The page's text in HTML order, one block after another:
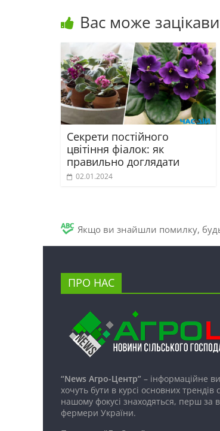
Вас може
Секрети постійного
цвітіння фіалок: як
правильно доглядати
02.01.2024
Якщо ви знайшли помилку, будь
ПРО НАС
“News Агро-Центр” – інформаційне
хочуть бути в курсі основних трендів
нашому фокусі знаходяться, перш за
фермери України.